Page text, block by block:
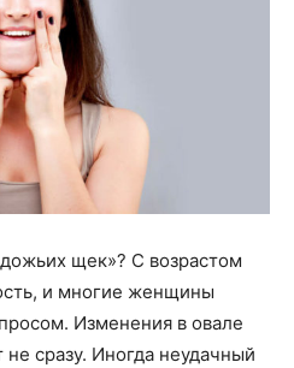
щек»? С возрастом
и многие женщины
Изменения в овале
сразу. Иногда неудачный